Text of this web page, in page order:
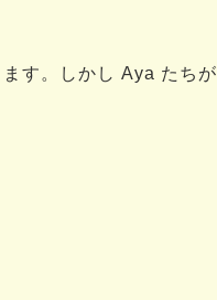
す。しかし Aya たちが